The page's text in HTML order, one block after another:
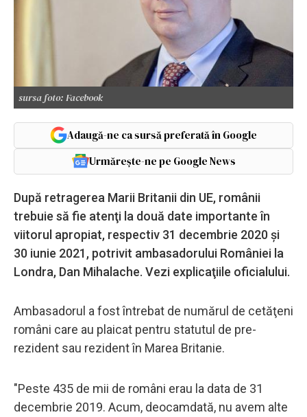
sursa foto: Facebook
Adaugă-ne ca sursă preferată în Google
Urmărește-ne pe Google News
După retragerea Marii Britanii din UE, românii
trebuie să fie atenţi la două date importante în
viitorul apropiat, respectiv 31 decembrie 2020 şi
30 iunie 2021, potrivit ambasadorului României la
Londra, Dan Mihalache. Vezi explicaţiile oficialului.
Ambasadorul a fost întrebat de numărul de cetăţeni
români care au plaicat pentru statutul de pre-
rezident sau rezident în Marea Britanie.
"Peste 435 de mii de români erau la data de 31
decembrie 2019. Acum, deocamdată, nu avem alte